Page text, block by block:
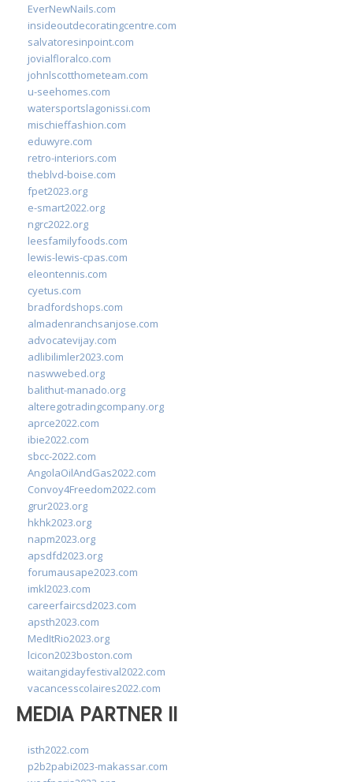
EverNewNails.com
insideoutdecoratingcentre.com
salvatoresinpoint.com
jovialfloralco.com
johnlscotthometeam.com
u-seehomes.com
watersportslagonissi.com
mischieffashion.com
eduwyre.com
retro-interiors.com
theblvd-boise.com
fpet2023.org
e-smart2022.org
ngrc2022.org
leesfamilyfoods.com
lewis-lewis-cpas.com
eleontennis.com
cyetus.com
bradfordshops.com
almadenranchsanjose.com
advocatevijay.com
adlibilimler2023.com
naswwebed.org
balithut-manado.org
alteregotradingcompany.org
aprce2022.com
ibie2022.com
sbcc-2022.com
AngolaOilAndGas2022.com
Convoy4Freedom2022.com
grur2023.org
hkhk2023.org
napm2023.org
apsdfd2023.org
forumausape2023.com
imkl2023.com
careerfaircsd2023.com
apsth2023.com
MedItRio2023.org
lcicon2023boston.com
waitangidayfestival2022.com
vacancesscolaires2022.com
MEDIA PARTNER II
isth2022.com
p2b2pabi2023-makassar.com